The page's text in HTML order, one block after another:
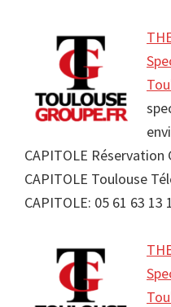
CAPITOLE Réservation
CAPITOLE Toulouse
CAPITOLE: 05 61 63